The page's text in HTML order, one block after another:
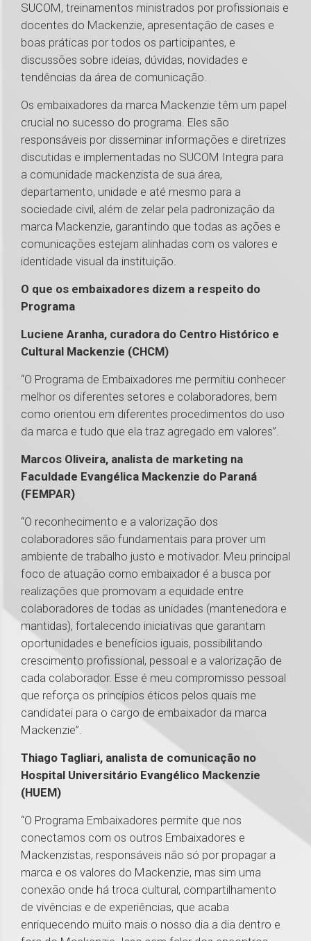
SUCOM, treinamentos ministrados por profissionais e
docentes do Mackenzie, apresentação de cases e
boas práticas por todos os participantes, e
discussões sobre ideias, dúvidas, novidades e
tendências da área de comunicação.
Os embaixadores da marca Mackenzie têm um papel
crucial no sucesso do programa. Eles são
responsáveis por disseminar informações e diretrizes
discutidas e implementadas no SUCOM Integra para
a comunidade mackenzista de sua área,
departamento, unidade e até mesmo para a
sociedade civil, além de zelar pela padronização da
marca Mackenzie, garantindo que todas as ações e
comunicações estejam alinhadas com os valores e
identidade visual da instituição.
O que os embaixadores dizem a respeito do
Programa
Luciene Aranha, curadora do Centro Histórico e
Cultural Mackenzie (CHCM)
“O Programa de Embaixadores me permitiu conhecer
melhor os diferentes setores e colaboradores, bem
como orientou em diferentes procedimentos do uso
da marca e tudo que ela traz agregado em valores”.
Marcos Oliveira, analista de marketing na
Faculdade Evangélica Mackenzie do Paraná
(FEMPAR)
“O reconhecimento e a valorização dos
colaboradores são fundamentais para prover um
ambiente de trabalho justo e motivador. Meu principal
foco de atuação como embaixador é a busca por
realizações que promovam a equidade entre
colaboradores de todas as unidades (mantenedora e
mantidas), fortalecendo iniciativas que garantam
oportunidades e benefícios iguais, possibilitando
crescimento profissional, pessoal e a valorização de
cada colaborador. Esse é meu compromisso pessoal
que reforça os princípios éticos pelos quais me
candidatei para o cargo de embaixador da marca
Mackenzie”.
Thiago Tagliari, analista de comunicação no
Hospital Universitário Evangélico Mackenzie
(HUEM)
“O Programa Embaixadores permite que nos
conectamos com os outros Embaixadores e
Mackenzistas, responsáveis não só por propagar a
marca e os valores do Mackenzie, mas sim uma
conexão onde há troca cultural, compartilhamento
de vivências e de experiências, que acaba
enriquecendo muito mais o nosso dia a dia dentro e